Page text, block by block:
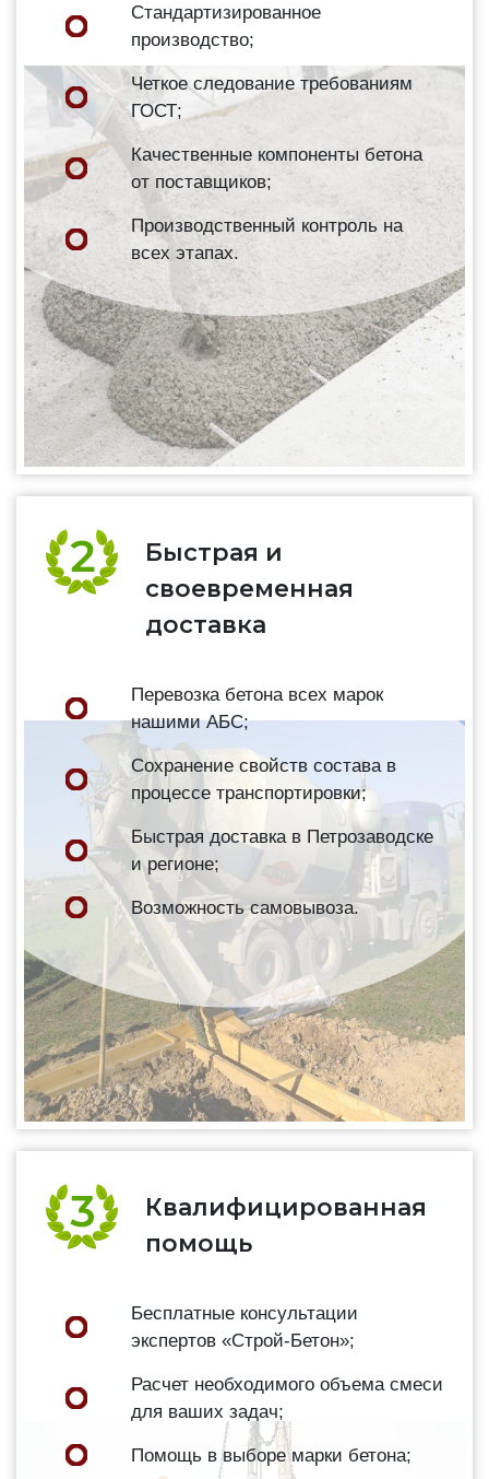
Стандартизированное
производство;
Четкое следование требованиям
ГОСТ;
Качественные компоненты бетона
от поставщиков;
Производственный контроль на
всех этапах.
Быстрая и
своевременная
доставка
Перевозка бетона всех марок
нашими АБС;
Сохранение свойств состава в
процессе транспортировки;
Быстрая доставка в Петрозаводске
и регионе;
Возможность самовывоза.
Квалифицированная
помощь
Бесплатные консультации
экспертов «Строй-Бетон»;
Расчет необходимого объема смеси
для ваших задач;
Помощь в выборе марки бетона;